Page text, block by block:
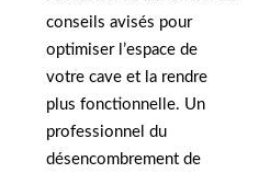
conseils avisés pour
optimiser l’espace de
votre cave et la rendre
plus fonctionnelle. Un
professionnel du
désencombrement de